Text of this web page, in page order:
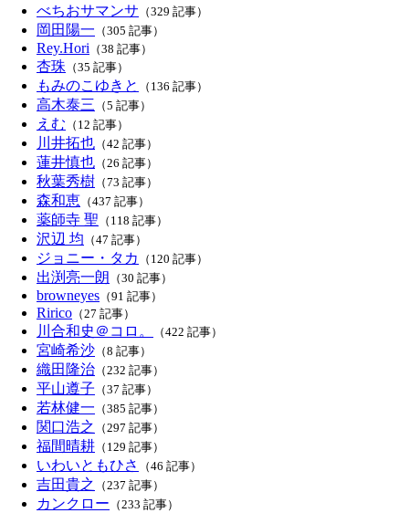
べちおサマンサ （329 記事）
岡田陽一 （305 記事）
Rey.Hori （38 記事）
杏珠 （35 記事）
もみのこゆきと （136 記事）
高木泰三 （5 記事）
えむ （12 記事）
川井拓也 （42 記事）
蓮井慎也 （26 記事）
秋葉秀樹 （73 記事）
森和恵 （437 記事）
薬師寺 聖 （118 記事）
沢辺 均 （47 記事）
ジョニー・タカ （120 記事）
出渕亮一朗 （30 記事）
browneyes （91 記事）
Ririco （27 記事）
川合和史＠コロ。 （422 記事）
宮崎希沙 （8 記事）
織田隆治 （232 記事）
平山遵子 （37 記事）
若林健一 （385 記事）
関口浩之 （297 記事）
福間晴耕 （129 記事）
いわいともひさ （46 記事）
吉田貴之 （237 記事）
カンクロー （233 記事）